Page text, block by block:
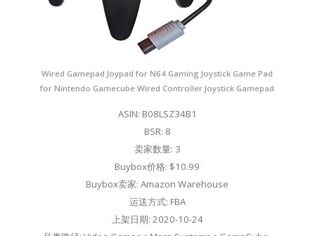
Wired Gamepad Joypad for N64 Gaming Joystick Game Pad
for Nintendo Gamecube Wired Controller Joystick Gamepad
ASIN: B08LSZ34B1
BSR: 8
卖家数量: 3
Buybox价格: $10.99
Buybox卖家: Amazon Warehouse
运送方式: FBA
上架日期: 2020-10-24